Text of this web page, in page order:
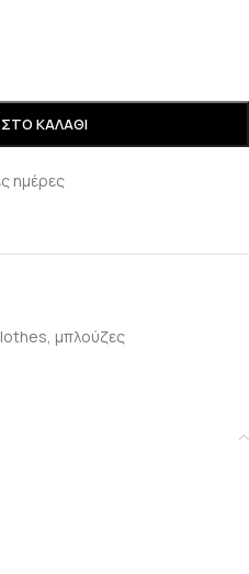
ΚΑΛΆΘΙ
ημέρες
, μπλούζες